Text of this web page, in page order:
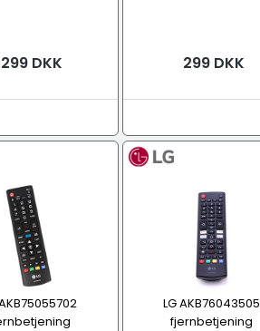
299 DKK 299 DKK
LG AKB76043505
fjernbetjening